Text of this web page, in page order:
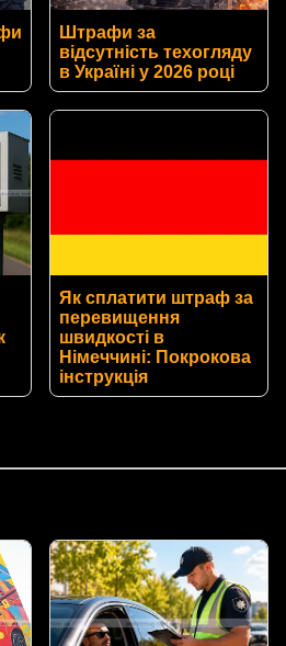
Штрафи за
відсутність техогляду
в Україні у 2026 році
Як сплатити штраф за
перевищення
швидкості в
Німеччині: Покрокова
інструкція